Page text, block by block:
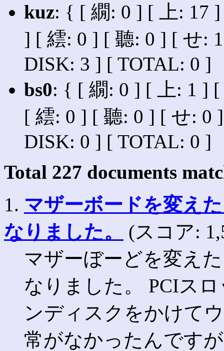
kuz: { [ 繝: 0 ] [ 上: 17
] [ 繧: 0 ] [ 聽: 0 ] [ せ:
DISK: 3 ] [ TOTAL: 0 ]
bs0: { [ 繝: 0 ] [ 上: 1 ]
[ 繧: 0 ] [ 聽: 0 ] [ せ: 0
DISK: 0 ] [ TOTAL: 0 ]
Total 227 documents
1. マザーボードを変え
なりました。
(スコア:
マザーぼーどを変え
なりました。 PCIス
ンディスクをかけて
常がなかったんです